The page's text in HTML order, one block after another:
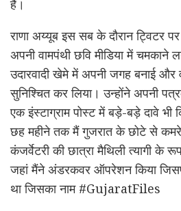
हैं।
राणा अय्यूब इस सब के दौरान ट्विटर
अपनी वामपंथी छवि मीडिया में चमकाने
उदारवादी खेमे में अपनी जगह बनाई और
सुनिश्चित कर लिया। उन्होंने अपनी
एक इंस्टाग्राम पोस्ट में बड़े-बड़े दावे भी
छह महीने तक मैं गुजरात के छोटे से
कंजर्वेटरी की छात्रा मैथिली त्यागी के
जहां मैंने अंडरकवर ऑपरेशन किया
था जिसका नाम #GujaratFiles